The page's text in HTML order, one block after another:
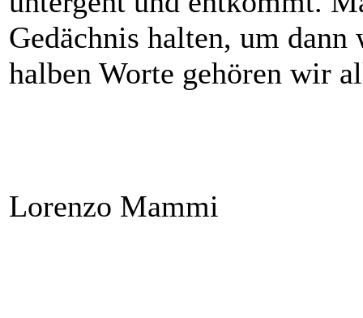
Gedächnis halten, um
halben Worte gehören wir
Lorenzo Mammi